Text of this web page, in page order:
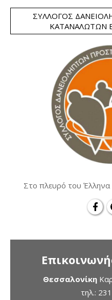
ΣΎΛΛΟΓΟΣ
ΚΑΤΑΝΑΛΩΤΏΝ
Στο πλευρό του
Θεσσαλονίκη
τηλ.: